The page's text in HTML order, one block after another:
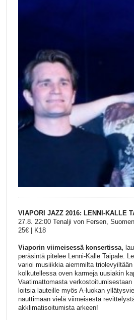
VIAPORI JAZZ 2016: LENNI-KALLE
27.8. 22:00 Tenalji von Fersen,
25€ | K18
Viaporin viimeisessä konsertissa,
peräsintä pitelee Lenni-Kalle Taipale.
varioi musiikkia aiemmilta
kolkutellessa oven karmeja uusiakin
Vaatimattomasta verkostoitumisestaan
loitsia lauteille myös A-luokan
nauttimaan vielä viimeisestä
akklimatisoitumista arkeen!